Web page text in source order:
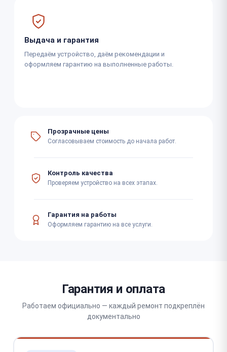
Выдача и гарантия
Передаём устройство, даём рекомендации и
оформляем гарантию на выполненные работы.
Прозрачные цены
Согласовываем стоимость до начала работ.
Контроль качества
Проверяем устройство на всех этапах.
Гарантия на работы
Оформляем гарантию на все услуги.
Гарантия и оплата
Работаем официально — каждый ремонт подкреплён
документально